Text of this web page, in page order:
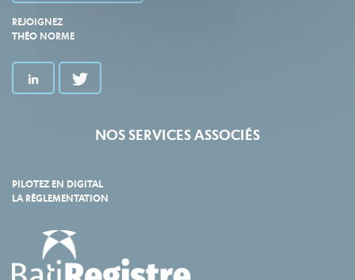
REJOIGNEZ
THÉO NORME
NOS SERVICES ASSOCIÉS
PILOTEZ EN DIGITAL
LA RÉGLEMENTATION